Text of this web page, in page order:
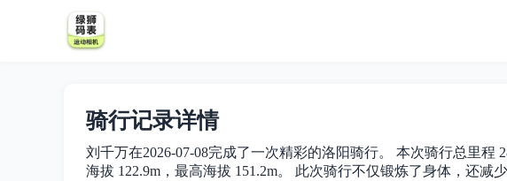
骑行记录详情
刘千万在2026-07-08完成了一次精彩的洛阳骑行。 本次骑行总里程
海拔 122.9m，最高海拔 151.2m。 此次骑行不仅锻炼了身体，还减